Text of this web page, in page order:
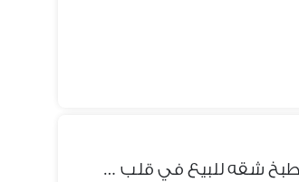
متشطبه بالكامل سوبر لوكس بالتكييفات والمطبخ شقه للبيع في قلب شيراتون دقايق من مصر الجديده امام سيتي سنتر الماظه دقايق من مطار القاهره